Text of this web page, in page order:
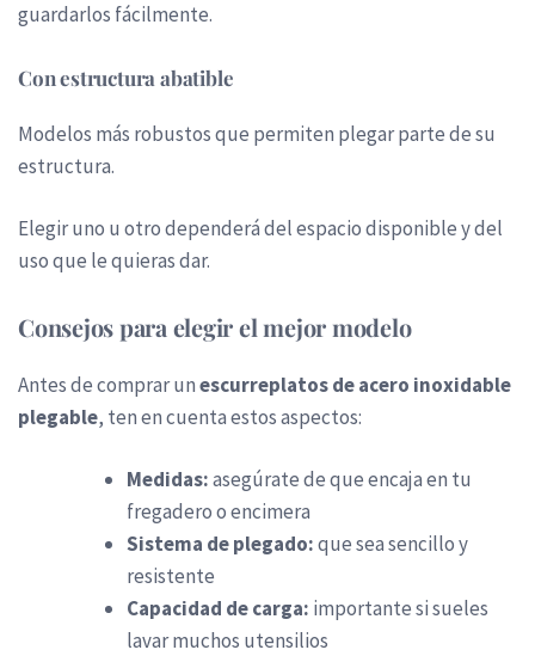
guardarlos fácilmente.
Con estructura abatible
Modelos más robustos que permiten plegar parte de su
estructura.
Elegir uno u otro dependerá del espacio disponible y del
uso que le quieras dar.
Consejos para elegir el mejor modelo
Antes de comprar unescurreplatos de acero inoxidable
plegable, ten en cuenta estos aspectos:
Medidas:asegúrate de que encaja en tu
fregadero o encimera
Sistema de plegado:que sea sencillo y
resistente
Capacidad de carga: importante si sueles
lavar muchos utensilios